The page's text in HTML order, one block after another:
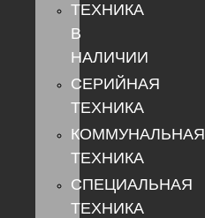
ТЕХНИКА
В
НАЛИЧИИ
СЕРИЙНАЯ
ТЕХНИКА
КОММУНАЛЬНАЯ
ТЕХНИКА
СПЕЦИАЛЬНАЯ
ТЕХНИКА